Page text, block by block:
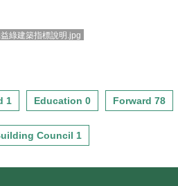
綠建築指標說明.jpg
1 Education 0 Forward 78
Council 1